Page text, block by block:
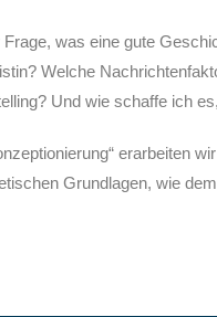
was eine gute
Welche
Und wie schaffe ich
erarbeiten
Grundlagen, wie